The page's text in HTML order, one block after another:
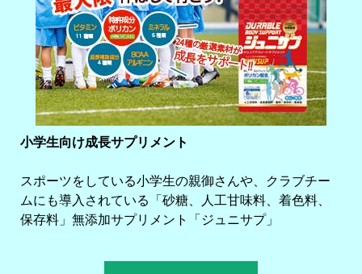
小学生向け成長サプリメント
スポーツをしている小学生の親御さんや、クラブチー
ムにも導入されている「砂糖、人工甘味料、着色料、
保存料」無添加サプリメント「ジュニサプ」